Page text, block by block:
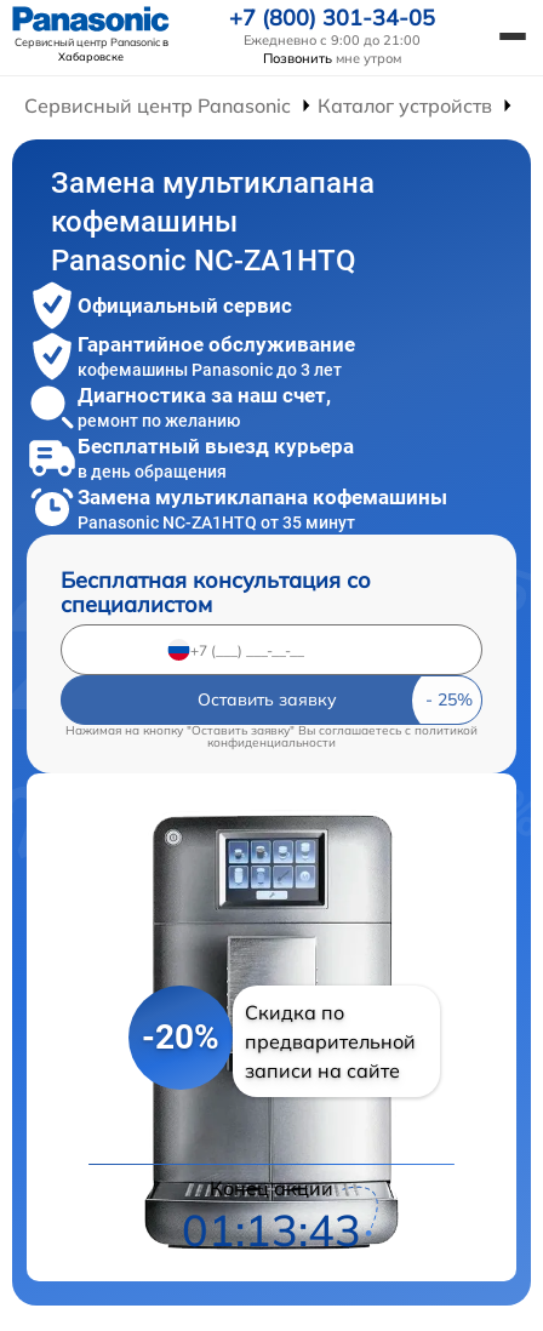
Сервисный центр Panasonicв
Хабаровске
+7 (800) 301-34-05
Ежедневно с 9:00 до 21:00
Позвонить мне утром
Сервисный центр Panasonic Каталог устройств
Замена мультиклапана
кофемашины
Panasonic NC-ZA1HTQ
Официальный сервис
Гарантийное обслуживание
кофемашины Panasonic до 3 лет
Диагностика за наш счет,
ремонт по желанию
Бесплатный выезд курьера
в день обращения
Замена мультиклапана кофемашины
Panasonic NC-ZA1HTQ от 35 минут
Бесплатная консультация со
специалистом
Оставить заявку
Нажимая на кнопку "Оставить заявку" Вы соглашаетесь cполитикой
конфиденциальности
-20%
Скидка по
предварительной
записи на сайте
Конец акции
01:13:41